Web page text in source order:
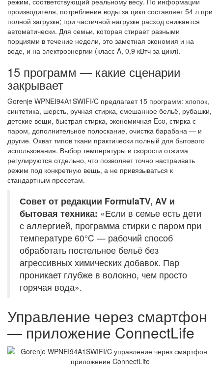
производителя, потребление воды за цикл составляет 54 л при
полной загрузке; при частичной нагрузке расход снижается
автоматически. Для семьи, которая стирает разными
порциями в течение недели, это заметная экономия и на
воде, и на электроэнергии (класс A, 0,9 кВтч за цикл).
15 программ — какие сценарии
закрывает
Gorenje WPNEI94A1SWIFI/C предлагает 15 программ: хлопок,
синтетика, шерсть, ручная стирка, смешанное бельё, рубашки,
детские вещи, быстрая стирка, экономичная Eco, стирка с
паром, дополнительное полоскание, очистка барабана — и
другие. Охват типов ткани практически полный для бытового
использования. Выбор температуры и скорости отжима
регулируются отдельно, что позволяет точно настраивать
режим под конкретную вещь, а не привязываться к
стандартным пресетам.
Совет от редакции FormulaTV, AV и
бытовая техника: «Если в семье есть дети
с аллергией, программа стирки с паром при
температуре 60°C — рабочий способ
обработать постельное бельё без
агрессивных химических добавок. Пар
проникает глубже в волокно, чем просто
горячая вода».
Управление через смартфон
— приложение ConnectLife